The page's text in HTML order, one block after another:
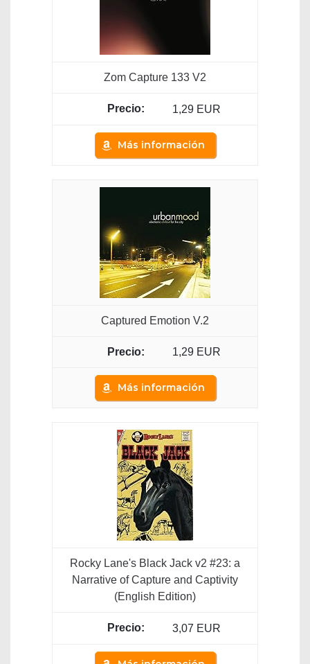
Zom Capture 133 V2
1,29 EUR
Más información
Captured Emotion V.2
1,29 EUR
Más información
Rocky Lane's Black Jack v2 #23: a
Narrative of Capture and Captivity
(English Edition)
3,07 EUR